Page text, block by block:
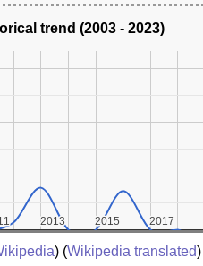
trend (2003 - 2023)
2013
2013 2015
2015 2017
2017
) (Wikipedia translated)